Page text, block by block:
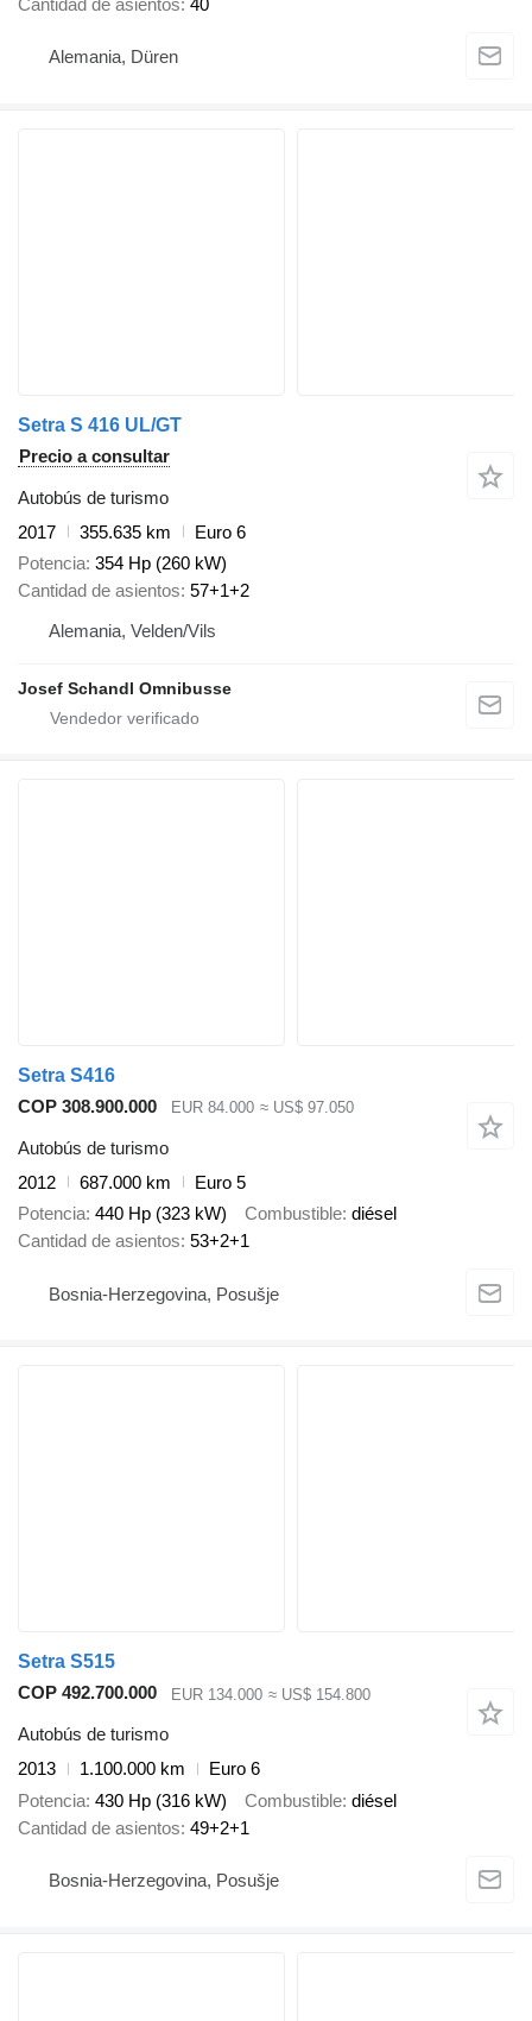
Cantidad de asientos 40
Alemania, Düren
Setra S 416 UL/GT
Precio a consultar
Autobús de turismo
2017
355.635 km
Euro 6
Potencia 354 Hp (260 kW)
Cantidad de asientos 57+1+2
Alemania, Velden/Vils
Josef Schandl Omnibusse
Setra S416
COP 308.900.000
EUR 84.000 ≈ US$ 97.050
Autobús de turismo
2012
687.000 km
Euro 5
Potencia 440 Hp (323 kW) Combustible diésel
Cantidad de asientos 53+2+1
Bosnia-Herzegovina, Posušje
Setra S515
COP 492.700.000
EUR 134.000 ≈ US$ 154.800
Autobús de turismo
2013
1.100.000 km
Euro 6
Potencia 430 Hp (316 kW) Combustible diésel
Cantidad de asientos 49+2+1
Bosnia-Herzegovina, Posušje